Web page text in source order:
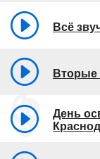
Всё
День